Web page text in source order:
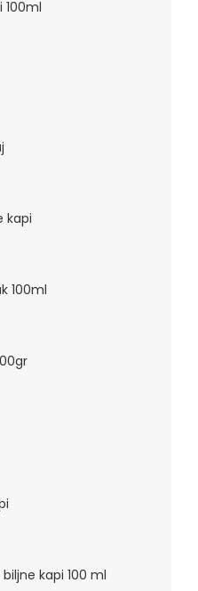
100ml
kapi
100ml
kapi 100 ml